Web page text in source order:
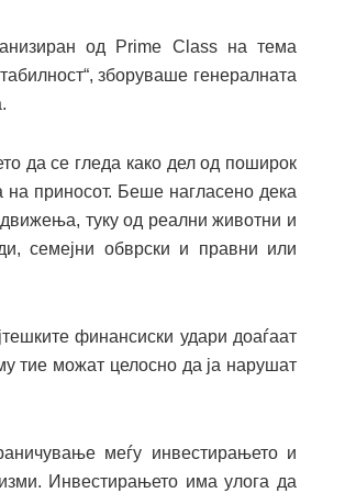
од Prime Class на тема
зборуваше генералната
да се гледа како дел од поширок
на приносот. Беше нагласено дека
туку од реални животни и
семејни обврски и правни или
финансиски удари доаѓаат
тие можат целосно да ја нарушат
меѓу инвестирањето и
Инвестирањето има улога да